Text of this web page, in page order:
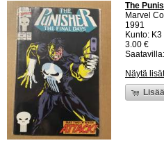
The
Marvel
1991
Kunto:
3.00 €
Näytä